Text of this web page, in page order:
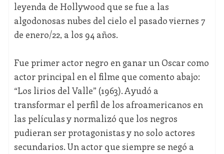
leyenda de Hollywood que se fue a las
algodonosas nubes del cielo el pasado viernes 7
de enero/22, a los 94 años.
Fue primer actor negro en ganar un Oscar como
actor principal en el filme que comento abajo:
“Los lirios del Valle” (1963). Ayudó a
transformar el perfil de los afroamericanos en
las películas y normalizó que los negros
pudieran ser protagonistas y no solo actores
secundarios. Un actor que siempre se negó a